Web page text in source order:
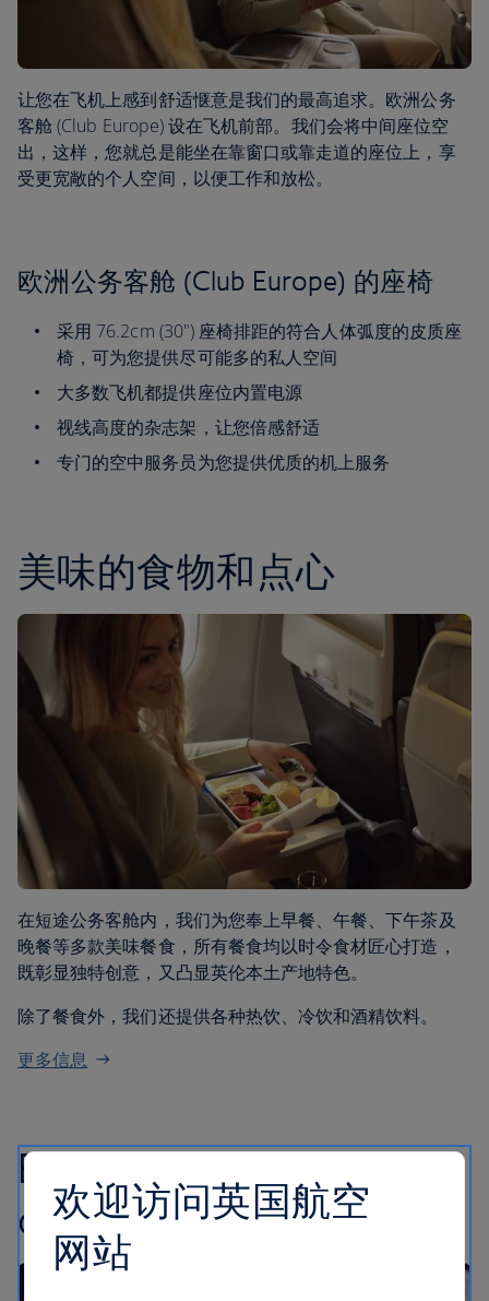
让您在飞机上感到舒适惬意是我们的最高追求。欧洲公务
客舱 (Club Europe) 设在飞机前部。我们会将中间座位空
出，这样，您就总是能坐在靠窗口或靠走道的座位上，享
受更宽敞的个人空间，以便工作和放松。
欧洲公务客舱 (Club Europe) 的座椅
采用 76.2cm (30") 座椅排距的符合人体弧度的皮质座
椅，可为您提供尽可能多的私人空间
大多数飞机都提供座位内置电源
视线高度的杂志架，让您倍感舒适
专门的空中服务员为您提供优质的机上服务
美味的食物和点心
在短途公务客舱内，我们为您奉上早餐、午餐、下午茶及
晚餐等多款美味餐食，所有餐食均以时令食材匠心打造，
既彰显独特创意，又凸显英伦本土产地特色。
除了餐食外，我们还提供各种热饮、冷饮和酒精饮料。
更多信息
Enjoy London’s coffee
culture with Grind
欢迎访问英国航空
网站